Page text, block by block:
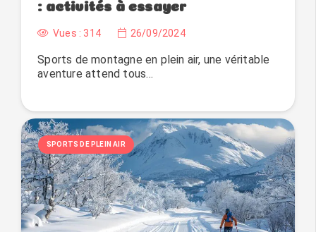
: activités à essayer
Vues : 314 26/09/2024
Sports de montagne en plein air, une véritable
aventure attend tous…
SPORTS DE PLEIN AIR